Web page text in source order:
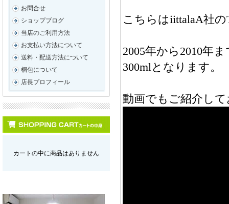
お問合せ
ショップブログ
当店のご利用方法
お支払い方法について
送料・配送方法について
梱包について
店長プロフィール
カートの中に商品はありません
こちらはiittalaA社
2005年から2010年
300mlとなります。
動画でもご紹介し